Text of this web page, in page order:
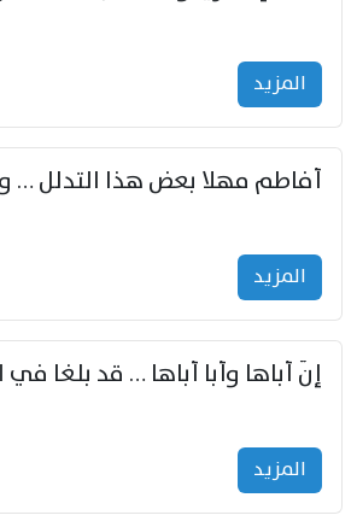
المزید
المزید
إنّ أباها وأبا أباها … قد بلغا في
المزید